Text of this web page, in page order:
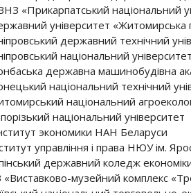
«Прикарпатський національний
університет «Житомирська
державний технічний
національний
державна машинобудівна
національний технічний
національний
національний університет
экономики НАН Беларуси
управління і права НЮУ ім.
державний коледж
«Виставково-музейний комплекс